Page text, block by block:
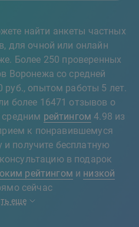
найти анкеты частных
для очной или онлайн
Более 250 проверенных
Воронежа со средней
руб., опытом работы 5 лет.
более 16471 отзывов о
средним рейтингом 4.98 из
к понравившемуся
и получите бесплатную
в подарок
рейтингом и низкой
сейчас
еще